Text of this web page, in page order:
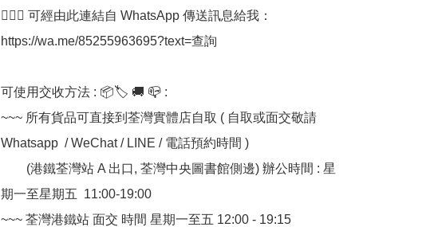
💁🏼‍♀ 可經由此連結自 WhatsApp 傳送訊息給我：
https://wa.me/85255963695?text=查詢
可使用交收方法 : 📦🏷 🚚 📪 :
~~~ 所有貨品可直接到荃灣實體店自取 ( 自取或面交敬請
Whatsapp  / WeChat / LINE / 電話預約時間 )
期一至星期五  11:00-19:00
~~~ 荃灣港鐵站 面交 時間 星期一至五 12:00 - 19:15